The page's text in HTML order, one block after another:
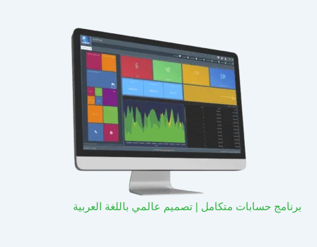
برنامج حسابات متكامل | تصميم عالمي باللغة العربية